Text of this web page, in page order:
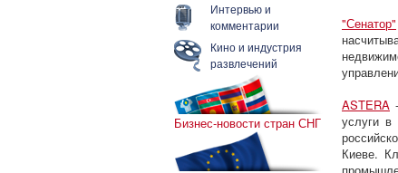
Интервью и
комментарии
Кино и индустрия
развлечений
Бизнес-новости стран СНГ
"Сенатор"
ASTERA
услуги в
Киеве.